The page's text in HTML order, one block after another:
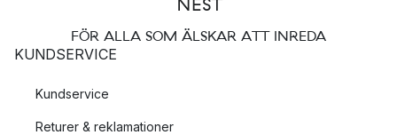
FÖR ALLA SOM ÄLSKAR ATT INREDA
KUNDSERVICE
Kundservice
Returer & reklamationer